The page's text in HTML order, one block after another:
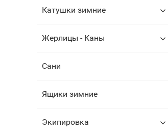
Катушки зимние
Жерлицы - Каны
Сани
Ящики зимние
Экипировка